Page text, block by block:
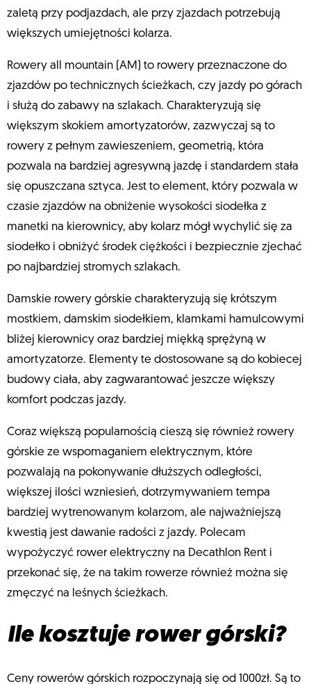
zaletą przy podjazdach, ale przy zjazdach potrzebują
większych umiejętności kolarza.
Rowery all mountain (AM) to rowery przeznaczone do
zjazdów po technicznych ścieżkach, czy jazdy po górach
i służą do zabawy na szlakach. Charakteryzują się
większym skokiem amortyzatorów, zazwyczaj są to
rowery z pełnym zawieszeniem, geometrią, która
pozwala na bardziej agresywną jazdę i standardem stała
się opuszczana sztyca. Jest to element, który pozwala w
czasie zjazdów na obniżenie wysokości siodełka z
manetki na kierownicy, aby kolarz mógł wychylić się za
siodełko i obniżyć środek ciężkości i bezpiecznie zjechać
po najbardziej stromych szlakach.
Damskie rowery górskie charakteryzują się krótszym
mostkiem, damskim siodełkiem, klamkami hamulcowymi
bliżej kierownicy oraz bardziej miękką sprężyną w
amortyzatorze. Elementy te dostosowane są do kobiecej
budowy ciała, aby zagwarantować jeszcze większy
komfort podczas jazdy.
Coraz większą popularnością cieszą się również rowery
górskie ze wspomaganiem elektrycznym, które
pozwalają na pokonywanie dłuższych odległości,
większej ilości wzniesień, dotrzymywaniem tempa
bardziej wytrenowanym kolarzom, ale najważniejszą
kwestią jest dawanie radości z jazdy. Polecam
wypożyczyć rower elektryczny na Decathlon Rent i
przekonać się, że na takim rowerze również można się
zmęczyć na leśnych ścieżkach.
Ile kosztuje rower górski?
Ceny rowerów górskich rozpoczynają się od 1000zł. Są to